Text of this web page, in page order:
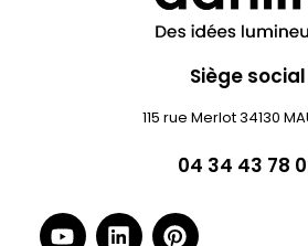
Siège social
115 rue Merlot 34130
04 34 43 78